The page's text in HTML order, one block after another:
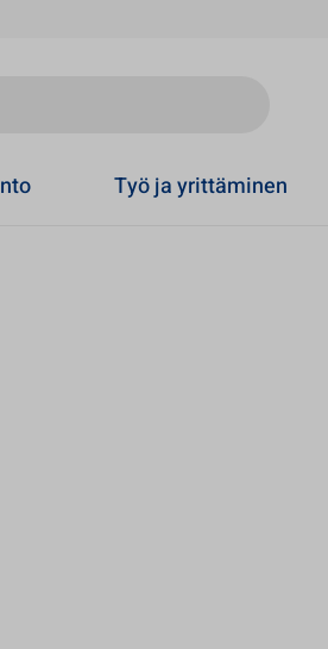
Työ ja yrittäminen